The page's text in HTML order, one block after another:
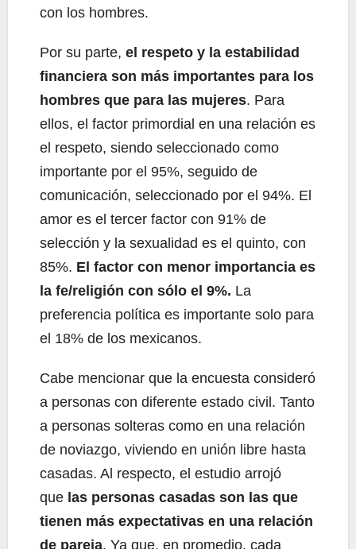
con los hombres.
Por su parte, el respeto y la estabilidad
financiera son más importantes para los
hombres que para las mujeres. Para
ellos, el factor primordial en una relación es
el respeto, siendo seleccionado como
importante por el 95%, seguido de
comunicación, seleccionado por el 94%. El
amor es el tercer factor con 91% de
selección y la sexualidad es el quinto, con
85%. El factor con menor importancia es
la fe/religión con sólo el 9%. La
preferencia política es importante solo para
el 18% de los mexicanos.
Cabe mencionar que la encuesta consideró
a personas con diferente estado civil. Tanto
a personas solteras como en una relación
de noviazgo, viviendo en unión libre hasta
casadas. Al respecto, el estudio arrojó
que las personas casadas son las que
tienen más expectativas en una relación
de pareja. Ya que, en promedio, cada